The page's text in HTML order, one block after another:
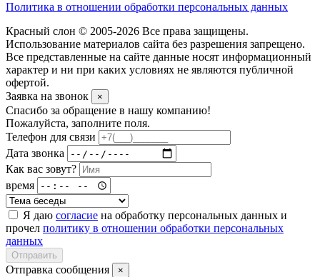
Политика в отношении обработки персональных данных
Красный слон © 2005-2026 Все права защищены.
Использование материалов сайта без разрешения запрещено.
Все представленные на сайте данные носят информационный
характер и ни при каких условиях не являются публичной
офертой.
Заявка на звонок
×
Спасибо за обращение в нашу компанию!
Пожалуйста, заполните поля.
Телефон для связи
Дата звонка
Как вас зовут?
время
Я даю согласие на обработку персональных данных и
прочел политику в отношении обработки персональных
данных
Отправить
Отправка сообщения ×